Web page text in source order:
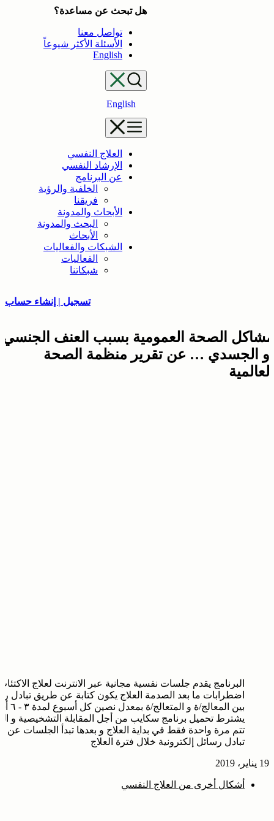
هل تبحث عن مساعدة؟
تواصل معنا
الأسئلة الأكثر شيوعاً
English
English
العلاج النفسي
الإرشاد النفسي
عن البرنامج
الخلفية والرؤية
فريقنا
الأبحاث والمدونة
البحث والمدونة
الأبحاث
الشبكات والفعاليات
الفعاليات
شبكاتنا
تسجيل | إنشاء حساب
مشاكل الصحة العمومية بسبب العنف الجنسي
أو الجسدي … عن تقرير منظمة الصحة
العالمية
البرنامج يقدم جلسات نفسية مجانية عبر الانترنت لعلاج
اضطرابات ما بعد الصدمة العلاج يكون كتابة عن طريق تبادل
يشترط تحميل برنامج سكايب من أجل المقابلة التشخيصية و
تتم مرة واحدة فقط في بداية العلاج و بعدها تبدأ الجلسات عن
تبادل رسائل إلكترونية خلال فترة العلاج
19 يناير، 2019
أشكال أخرى من العلاج النفسي